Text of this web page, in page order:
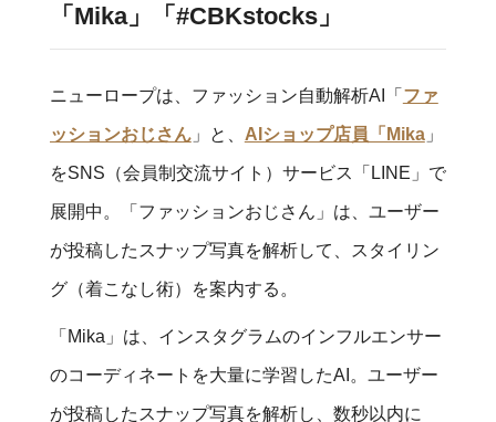
「Mika」「#CBKstocks」
ニューロープは、ファッション自動解析AI「 ファ
ッションおじさん」と、 AIショップ店員「Mika」
をSNS（会員制交流サイト）サービス「LINE」で
展開中。「ファッションおじさん」は、ユーザー
が投稿したスナップ写真を解析して、スタイリン
グ（着こなし術）を案内する。
「Mika」は、インスタグラムのインフルエンサー
のコーディネートを大量に学習したAI。ユーザー
が投稿したスナップ写真を解析し、数秒以内に